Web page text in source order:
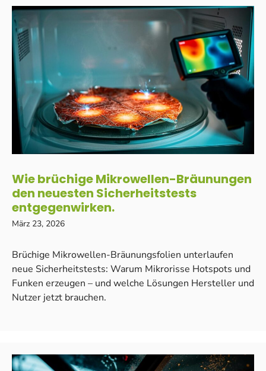
Wie brüchige Mikrowellen-Bräunungen
den neuesten Sicherheitstests
entgegenwirken.
März 23, 2026
Brüchige Mikrowellen-Bräunungsfolien unterlaufen
neue Sicherheitstests: Warum Mikrorisse Hotspots und
Funken erzeugen – und welche Lösungen Hersteller und
Nutzer jetzt brauchen.